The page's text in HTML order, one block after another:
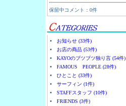
保留中コメント：0件
お知らせ (33件)
お店の商品 (53件)
KAYOのブツブツ独り言 (54件)
FAMOUS PEOPLE (28件)
ひとこと (33件)
サーフィン (1件)
STAFFスタッフ (10件)
FRIENDS (3件)